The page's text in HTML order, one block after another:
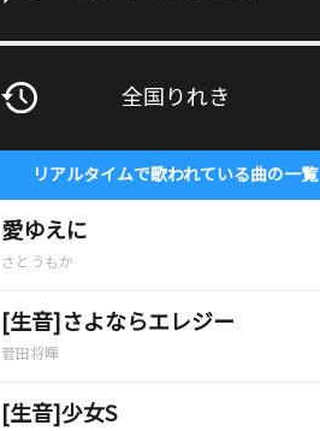
全国りれき
リアルタイムで歌われている曲の一覧
愛ゆえに
さとうもか
[生音]さよならエレジー
菅田将暉
[生音]少女S